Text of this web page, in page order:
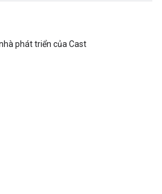
phát triển của Cast